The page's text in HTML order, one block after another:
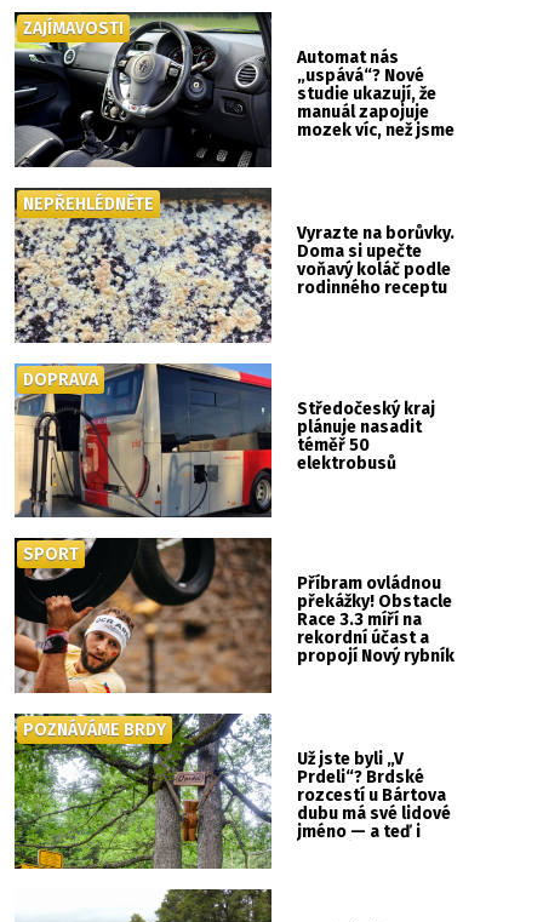
Automat nás
„uspává“? Nové
studie ukazují, že
manuál zapojuje
mozek víc, než jsme
ZAJÍMAVOSTI
Vyrazte na borůvky.
Doma si upečte
voňavý koláč podle
rodinného receptu
NEPŘEHLÉDNĚTE
Středočeský kraj
plánuje nasadit
téměř 50
elektrobusů
DOPRAVA
Příbram ovládnou
překážky! Obstacle
Race 3.3 míří na
rekordní účast a
propojí Nový rybník
SPORT
Už jste byli „V
Prdeli“? Brdské
rozcestí u Bártova
dubu má své lidové
jméno — a teď i
POZNÁVÁME BRDY